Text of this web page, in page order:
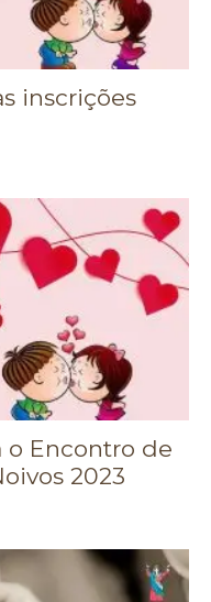
inscrições
o Encontro de
2023